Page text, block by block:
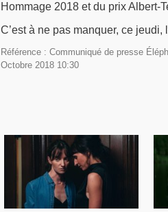
Hommage 2018 et du prix Albert-
C’est à ne pas manquer, ce
Référence : Communiqué de presse
Octobre 2018 10:30